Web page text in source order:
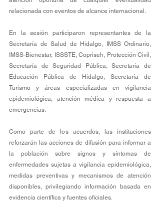
relacionada con eventos de alcance internacional.
En la sesión participaron representantes de la
Secretaría de Salud de Hidalgo, IMSS Ordinario,
IMSS-Bienestar, ISSSTE, Copriseh, Protección Civil,
Secretaría de Seguridad Pública, Secretaría de
Educación Pública de Hidalgo, Secretaría de
Turismo y áreas especializadas en vigilancia
epidemiológica, atención médica y respuesta a
emergencias.
Como parte de los acuerdos, las instituciones
reforzarán las acciones de difusión para informar a
la población sobre signos y síntomas de
enfermedades sujetas a vigilancia epidemiológica,
medidas preventivas y mecanismos de atención
disponibles, privilegiando información basada en
evidencia científica y fuentes oficiales.